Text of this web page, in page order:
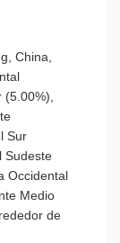
China,
Sur
Sudeste
Occidental
Medio
de